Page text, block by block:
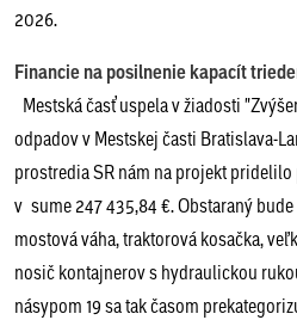
2026.
Financie na posilnenie kapacít
Mestská časť uspela v žiadosti
odpadov v Mestskej časti Bratislava-
prostredia SR nám na projekt
v sume 247 435,84 €. Obstaraný
mostová váha, traktorová kosačka,
nosič kontajnerov s hydraulickou
násypom 19 sa tak časom